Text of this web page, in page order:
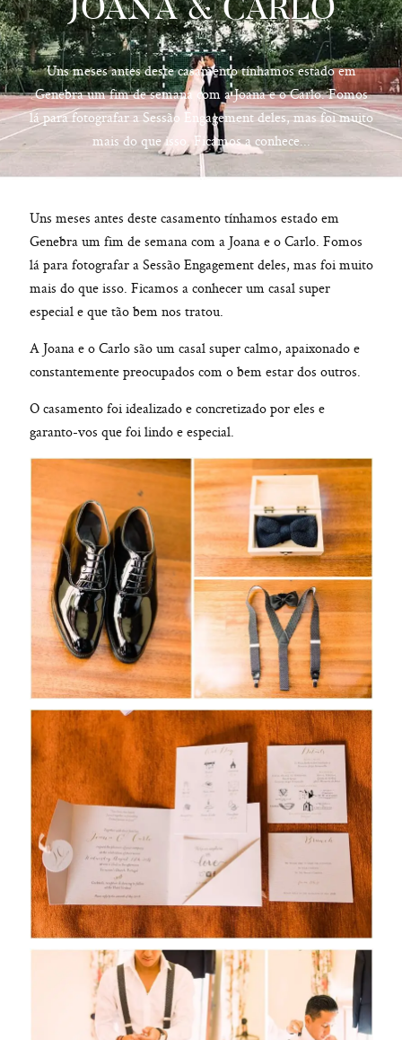
JOANA & CARLO
Uns meses antes deste casamento tínhamos estado em
Genebra um fim de semana com a Joana e o Carlo. Fomos
lá para fotografar a Sessão Engagement deles, mas foi muito
mais do que isso. Ficamos a conhece...
Uns meses antes deste casamento tínhamos estado em
Genebra um fim de semana com a Joana e o Carlo. Fomos
lá para fotografar a Sessão Engagement deles, mas foi muito
mais do que isso. Ficamos a conhecer um casal super
especial e que tão bem nos tratou.
A Joana e o Carlo são um casal super calmo, apaixonado e
constantemente preocupados com o bem estar dos outros.
O casamento foi idealizado e concretizado por eles e
garanto-vos que foi lindo e especial.
hello@pedrofilipefotografia.pt